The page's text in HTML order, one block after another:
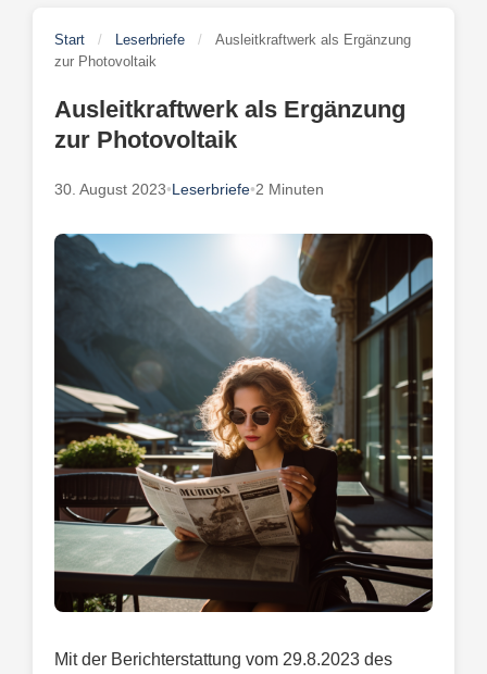
Start / Leserbriefe /
Ausleitkraftwerk als Ergänzung
zur Photovoltaik
Ausleitkraftwerk als Ergänzung
zur Photovoltaik
30. August 2023•Leserbriefe•2 Minuten
Mit der Berichterstattung vom 29.8.2023 des